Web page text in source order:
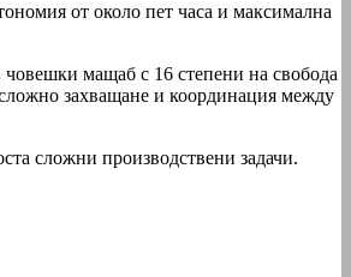
от около пет часа и максимална
мащаб с 16 степени на свобода
захващане и координация между
сложни производствени задачи.